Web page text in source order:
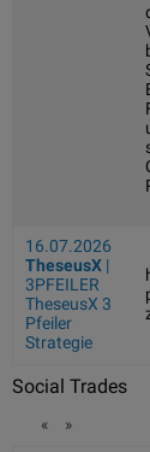
16.07.2026
TheseusX |
3PFEILER
TheseusX 3
Pfeiler
Strategie
Social Trades
« »